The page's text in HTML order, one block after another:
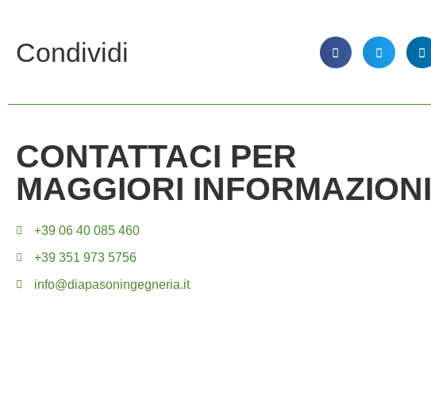
Condividi
CONTATTACI PER
MAGGIORI INFORMAZIONI
+39 06 40 085 460
+39 351 973 5756
info@diapasoningegneria.it